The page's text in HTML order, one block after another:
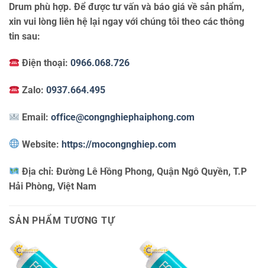
Drum phù hợp. Để được tư vấn và báo giá về sản phẩm,
xin vui lòng liên hệ lại ngay với chúng tôi theo các thông
tin sau:
Điện thoại:0966.068.726
Zalo:0937.664.495
Email:office@congnghiephaiphong.com
Website:https://mocongnghiep.com
Địa chỉ:Đường Lê Hồng Phong, Quận Ngô Quyền, T.P
Hải Phòng, Việt Nam
SẢN PHẨM TƯƠNG TỰ